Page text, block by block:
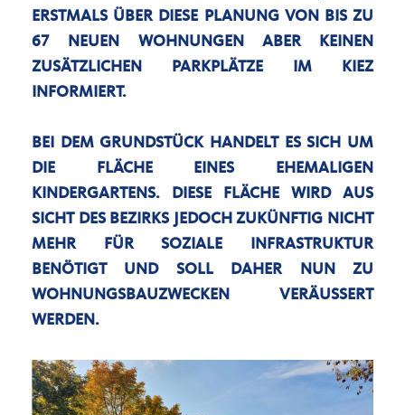
RSTMALS ÜBER DIESE PLANUNG VON BIS ZU 6
7 NEUEN WOHNUNGEN ABER KEINEN Z
USÄTZLICHEN PARKPLÄTZE IM KIEZ I
NFORMIERT.
BEI DEM GRUNDSTÜCK HANDELT ES SICH UM
DIE FLÄCHE EINES EHEMALIGEN
KINDERGARTENS. DIESE FLÄCHE WIRD AUS
SICHT DES BEZIRKS JEDOCH ZUKÜNFTIG NICHT
MEHR FÜR SOZIALE INFRASTRUKTUR
BENÖTIGT UND SOLL DAHER NUN ZU
WOHNUNGSBAUZWECKEN VERÄUSSERT W
ERDEN.